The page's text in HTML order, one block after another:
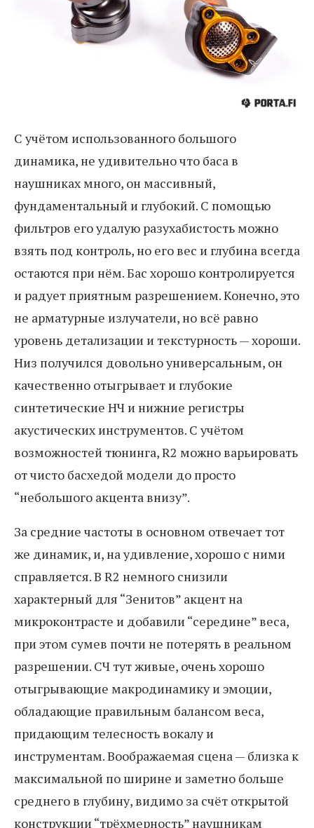
С учётом использованного большого
динамика, не удивительно что баса в
наушниках много, он массивный,
фундаментальный и глубокий. С помощью
фильтров его удалую разухабистость можно
взять под контроль, но его вес и глубина всегда
остаются при нём. Бас хорошо контролируется
и радует приятным разрешением. Конечно, это
не арматурные излучатели, но всё равно
уровень детализации и текстурность — хороши.
Низ получился довольно универсальным, он
качественно отыгрывает и глубокие
синтетические НЧ и нижние регистры
акустических инструментов. С учётом
возможностей тюнинга, R2 можно варьировать
от чисто басхедой модели до просто
“небольшого акцента внизу”.
За средние частоты в основном отвечает тот
же динамик, и, на удивление, хорошо с ними
справляется. В R2 немного снизили
характерный для “Зенитов” акцент на
микроконтрасте и добавили “середине” веса,
при этом сумев почти не потерять в реальном
разрешении. СЧ тут живые, очень хорошо
отыгрывающие макродинамику и эмоции,
обладающие правильным балансом веса,
придающим телесность вокалу и
инструментам. Воображаемая сцена — близка к
максимальной по ширине и заметно больше
среднего в глубину, видимо за счёт открытой
конструкции “трёхмерность” наушникам